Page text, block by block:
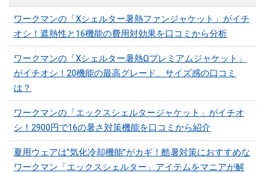
ワークマンの「Xシェルター暑熱ファンジャケット」がイチ
オシ！遮熱性と16機能の費用対効果を口コミから分析
ワークマンの「Xシェルター暑熱Ωプレミアムジャケット」
がイチオシ！20機能の最高グレード、サイズ感の口コミ
は？
ワークマンの「エックスシェルタージャケット」がイチオ
シ！2900円で16の暑さ対策機能を口コミから紹介
夏用ウェアは”気化冷却機能”がカギ！酷暑対策におすすめな
ワークマン「エックスシェルター」アイテムをマニアが解